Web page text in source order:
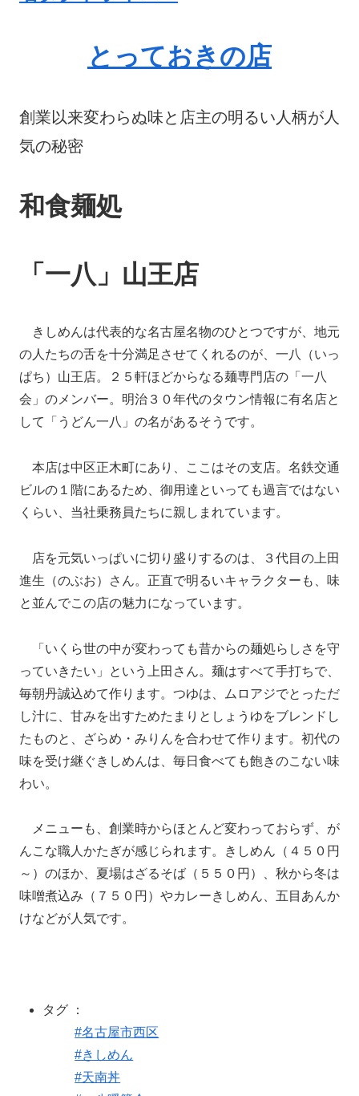
とっておきの店
創業以来変わらぬ味と店主の明るい人柄が人
気の秘密
和食麺処
「一八」山王店
きしめんは代表的な名古屋名物のひとつですが、地元
の人たちの舌を十分満足させてくれるのが、一八（いっ
ぱち）山王店。２５軒ほどからなる麺専門店の「一八
会」のメンバー。明治３０年代のタウン情報に有名店と
して「うどん一八」の名があるそうです。
本店は中区正木町にあり、ここはその支店。名鉄交通
ビルの１階にあるため、御用達といっても過言ではない
くらい、当社乗務員たちに親しまれています。
店を元気いっぱいに切り盛りするのは、３代目の上田
進生（のぶお）さん。正直で明るいキャラクターも、味
と並んでこの店の魅力になっています。
「いくら世の中が変わっても昔からの麺処らしさを守
っていきたい」という上田さん。麺はすべて手打ちで、
毎朝丹誠込めて作ります。つゆは、ムロアジでとっただ
し汁に、甘みを出すためたまりとしょうゆをブレンドし
たものと、ざらめ・みりんを合わせて作ります。初代の
味を受け継ぐきしめんは、毎日食べても飽きのこない味
わい。
メニューも、創業時からほとんど変わっておらず、が
んこな職人かたぎが感じられます。きしめん（４５０円
～）のほか、夏場はざるそば（５５０円）、秋から冬は
味噌煮込み（７５０円）やカレーきしめん、五目あんか
けなどが人気です。
タグ ：
#名古屋市西区
#きしめん
#天南丼